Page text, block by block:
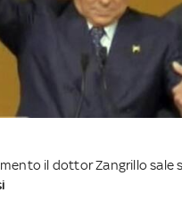
il dottor Zangrillo sale